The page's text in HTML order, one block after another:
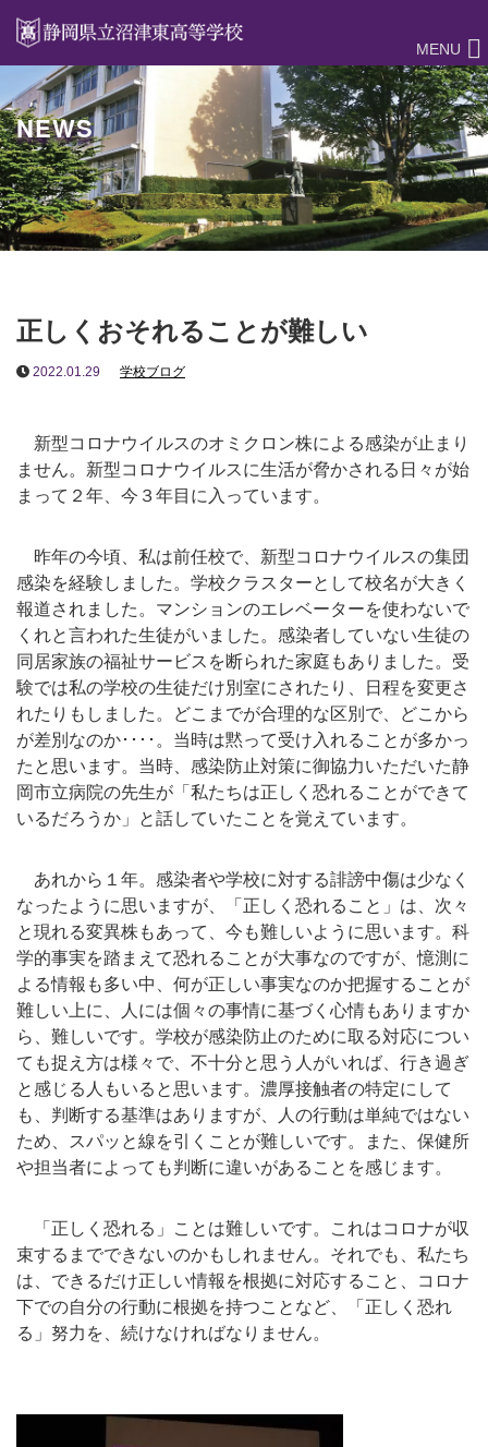
MENU
NEWS
正しくおそれることが難しい
2022.01.29 学校ブログ
新型コロナウイルスのオミクロン株による感染が止まり
ません。新型コロナウイルスに生活が脅かされる日々が始
まって２年、今３年目に入っています。
昨年の今頃、私は前任校で、新型コロナウイルスの集団
感染を経験しました。学校クラスターとして校名が大きく
報道されました。マンションのエレベーターを使わないで
くれと言われた生徒がいました。感染者していない生徒の
同居家族の福祉サービスを断られた家庭もありました。受
験では私の学校の生徒だけ別室にされたり、日程を変更さ
れたりもしました。どこまでが合理的な区別で、どこから
が差別なのか････。当時は黙って受け入れることが多かっ
たと思います。当時、感染防止対策に御協力いただいた静
岡市立病院の先生が「私たちは正しく恐れることができて
いるだろうか」と話していたことを覚えています。
あれから１年。感染者や学校に対する誹謗中傷は少なく
なったように思いますが、「正しく恐れること」は、次々
と現れる変異株もあって、今も難しいように思います。科
学的事実を踏まえて恐れることが大事なのですが、憶測に
よる情報も多い中、何が正しい事実なのか把握することが
難しい上に、人には個々の事情に基づく心情もありますか
ら、難しいです。学校が感染防止のために取る対応につい
ても捉え方は様々で、不十分と思う人がいれば、行き過ぎ
と感じる人もいると思います。濃厚接触者の特定にして
も、判断する基準はありますが、人の行動は単純ではない
ため、スパッと線を引くことが難しいです。また、保健所
や担当者によっても判断に違いがあることを感じます。
「正しく恐れる」ことは難しいです。これはコロナが収
束するまでできないのかもしれません。それでも、私たち
は、できるだけ正しい情報を根拠に対応すること、コロナ
下での自分の行動に根拠を持つことなど、「正しく恐れ
る」努力を、続けなければなりません。